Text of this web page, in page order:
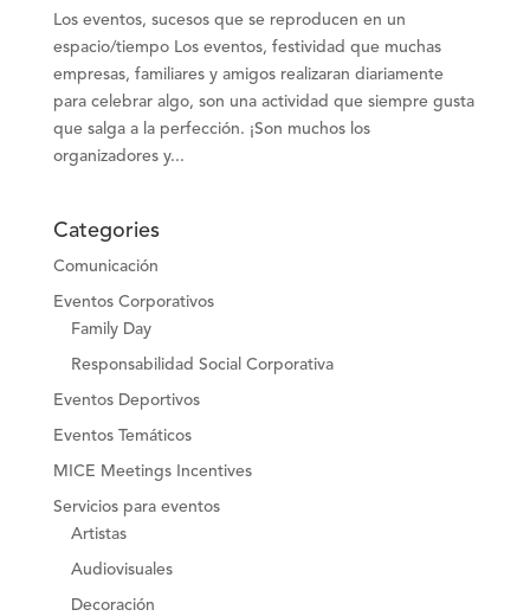
Los eventos, sucesos que se reproducen en un
espacio/tiempo Los eventos, festividad que muchas
empresas, familiares y amigos realizaran diariamente
para celebrar algo, son una actividad que siempre gusta
que salga a la perfección. ¡Son muchos los
organizadores y...
Categories
Comunicación
Eventos Corporativos
Family Day
Responsabilidad Social Corporativa
Eventos Deportivos
Eventos Temáticos
MICE Meetings Incentives
Servicios para eventos
Artistas
Audiovisuales
Decoración